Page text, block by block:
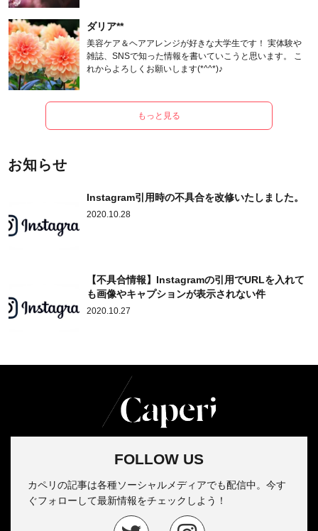
ダリア**
美容ケア＆ヘアアレンジが好きな大学生です！ 実体験や
雑誌、SNSで知った情報を書いていこうと思います。 こ
れからよろしくお願いします(*^^*)♪
もっと見る
お知らせ
Instagram引用時の不具合を改修いたしました。
2020.10.28
【不具合情報】Instagramの引用でURLを入れて
も画像やキャプションが表示されない件
2020.10.27
FOLLOW US
カペリの記事は各種ソーシャルメディアでも配信中。今す
ぐフォローして最新情報をチェックしよう！